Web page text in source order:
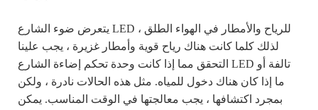
يتعرض ضوء الشارع LED للرياح والأمطار في الهواء الطلق ،
لذلك كلما كانت هناك رياح قوية وأمطار غزيرة ، يجب علينا
التحقق مما إذا كانت وحدة تحكم إضاءة الشارع LED تالفة أو
ما إذا كان هناك دخول للمياه. مثل هذه الحالات نادرة ، ولكن
بمجرد اكتشافها ، يجب معالجتها في الوقت المناسب. يمكن